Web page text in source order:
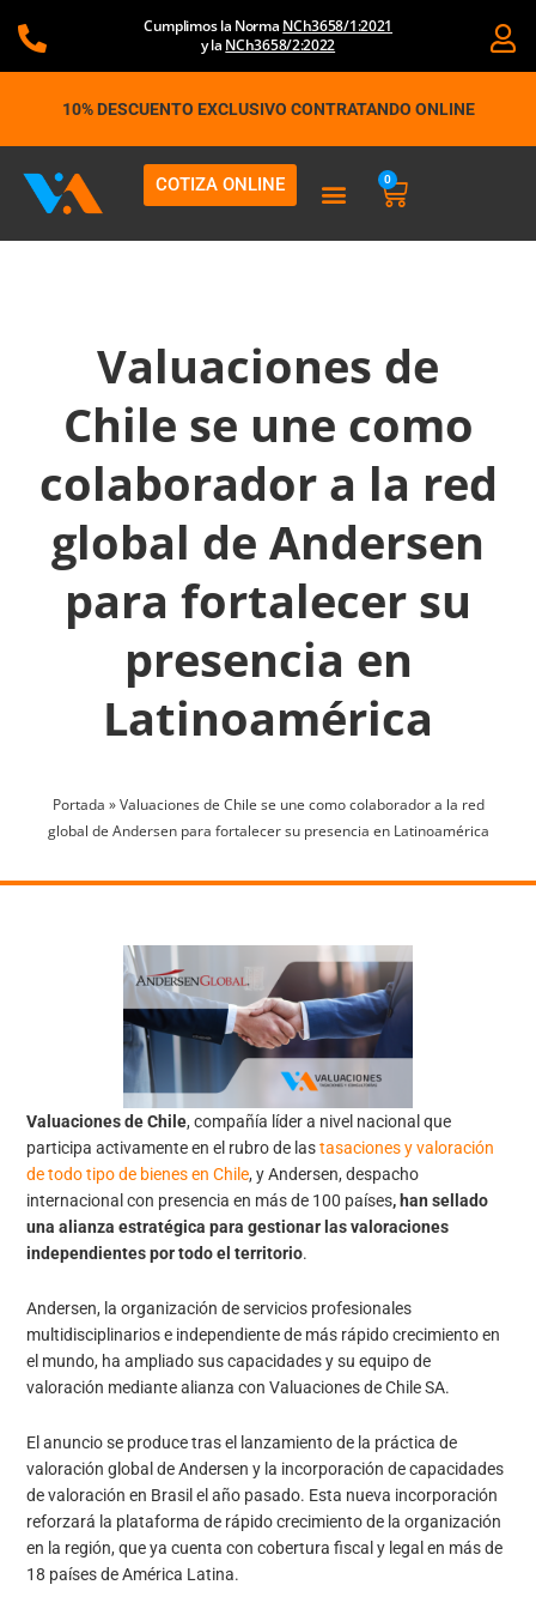
Cumplimos la Norma NCh3658/1:2021
y la NCh3658/2:2022
10% DESCUENTO EXCLUSIVO CONTRATANDO ONLINE
COTIZA ONLINE 0
Carrito
Valuaciones de
Chile se une como
colaborador a la red
global de Andersen
para fortalecer su
presencia en
Latinoamérica
Portada » Valuaciones de Chile se une como colaborador a la red
global de Andersen para fortalecer su presencia en Latinoamérica
Valuaciones de Chile, compañía líder a nivel nacional que
participa activamente en el rubro de lastasaciones y valoración
de todo tipo de bienes en Chile, y Andersen, despacho
internacional con presencia en más de 100 países, han sellado
una alianza estratégica para gestionar las valoraciones
independientes por todo el territorio.
Andersen, la organización de servicios profesionales
multidisciplinarios e independiente de más rápido crecimiento en
el mundo, ha ampliado sus capacidades y su equipo de
valoración mediante alianza con Valuaciones de Chile SA.
El anuncio se produce tras el lanzamiento de la práctica de
valoración global de Andersen y la incorporación de capacidades
de valoración en Brasil el año pasado. Esta nueva incorporación
reforzará la plataforma de rápido crecimiento de la organización
en la región, que ya cuenta con cobertura fiscal y legal en más de
18 países de América Latina.